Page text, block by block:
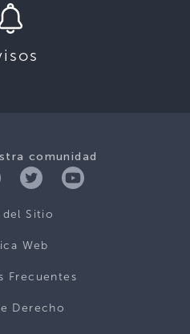
comunidad
del Sitio
Web
Frecuentes
Derecho